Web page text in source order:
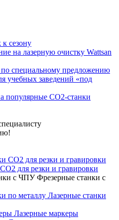
к сезону
на лазерную очистку Wattsan
специальному предложению
учебных заведений «под
популярные CO2-станки
для резки и гравировки
Фрезерные станки с
Лазерные станки
Лазерные маркеры